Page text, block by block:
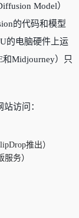
Model）
的代码和模型
的电脑硬件上运
Midjourney）只
访问：
推出）
服务）